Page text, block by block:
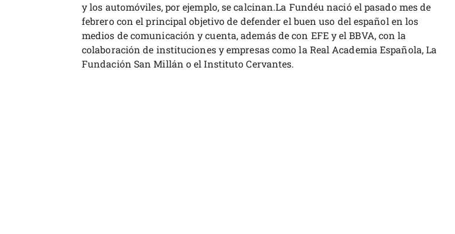
y los automóviles, por ejemplo, se calcinan.La Fundéu nació el pasado mes de
febrero con el principal objetivo de defender el buen uso del español en los
medios de comunicación y cuenta, además de con EFE y el BBVA, con la
colaboración de instituciones y empresas como la Real Academia Española, La
Fundación San Millán o el Instituto Cervantes.